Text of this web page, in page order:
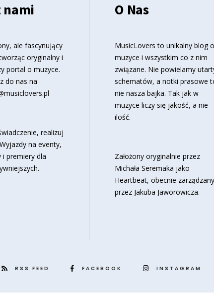
nami
ale fascynujący
oryginalny i
portal o muzyce.
do nas na
realizuj
na eventy,
i premiery dla
O Nas
MusicLovers to unikalny blog o
muzyce i wszystkim co z nim
związane. Nie powielamy
schematów, a notki prasowe
nie nasza bajka. Tak jak w
muzyce liczy się jakość, a nie
ilość.
Założony oryginalnie przez
Michała Seremaka jako
Heartbeat, obecnie zarządzany
przez Jakuba Jaworowicza.
RSS FEED FACEBOOK INSTAGRAM